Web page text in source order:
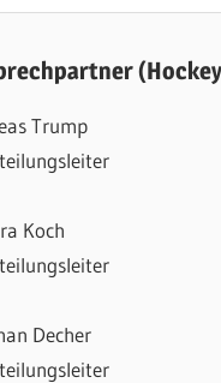
Trump
Koch
Decher